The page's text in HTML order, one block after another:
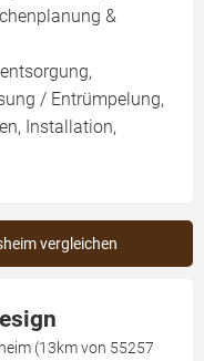
&
/ Entrümpelung,
Installation,
vergleichen
(13km von 55257